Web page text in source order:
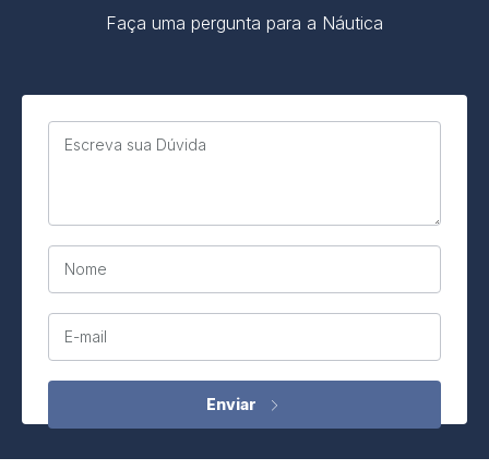
Faça uma pergunta para a Náutica
Escreva sua Dúvida
Nome
E-mail